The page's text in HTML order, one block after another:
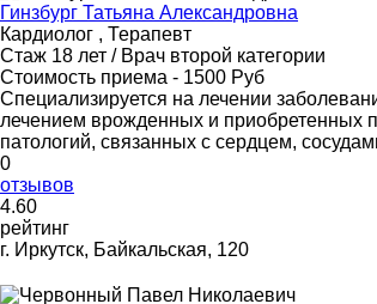
Гинзбург Татьяна Александровна
Кардиолог , Терапевт
Стаж 18 лет / Врач второй категории
Стоимость приема - 1500 Руб
Специализируется на лечении
лечением врожденных и приобретенных
патологий, связанных с сердцем,
0
отзывов
4.60
рейтинг
г. Иркутск, Байкальская, 120